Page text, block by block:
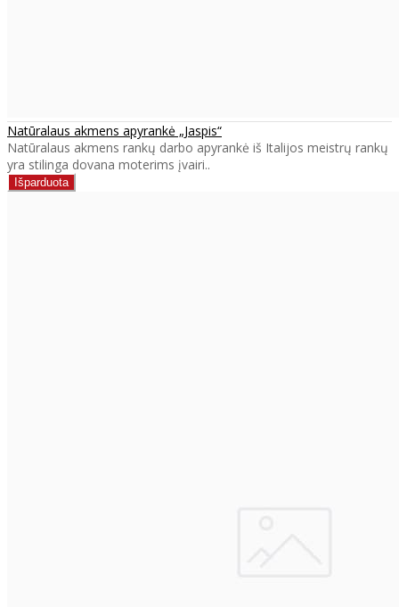
Natūralaus akmens apyrankė „Jaspis“
Natūralaus akmens rankų darbo apyrankė iš Italijos meistrų rankų
yra stilinga dovana moterims įvairi..